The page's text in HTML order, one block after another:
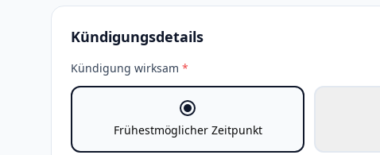
Kündigungsdetails
Kündigung wirksam *
Frühestmöglicher Zeitpunkt